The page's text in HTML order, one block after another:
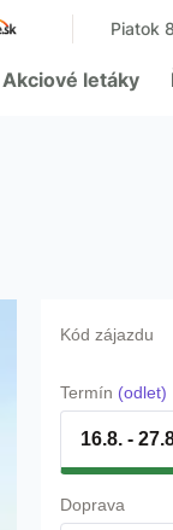
Akciové letáky
Piatok
Kód zájazdu
Termín (odlet)
16.8. -
Doprava